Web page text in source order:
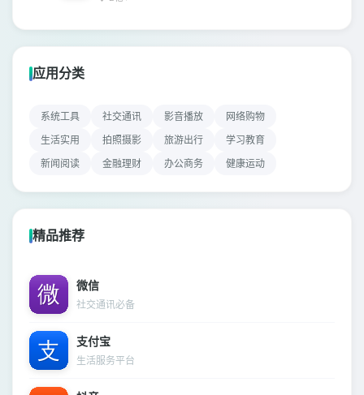
应用分类
系统工具 社交通讯 影音播放
网络购物
生活实用
拍照摄影 旅游出行
学习教育
新闻阅读
金融理财 办公商务 健康运动
精品推荐
微信
社交通讯必备
支付宝
生活服务平台